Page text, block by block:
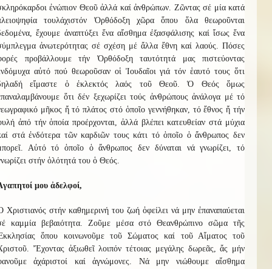
ἐνώπιον Θεοῦ ἀλλά καί ἀνθρώπων. Ζῶντας σέ μία κατά
τουλάχιστόν Ὀρθόδοξη χῶρα ὅπου ὅλα θεωροῦνται
ἔχουμε ἀναπτύξει ἕνα αἴσθημα ἐξασφάλισης καί ἴσως ἕνα
ἀνωτερότητας σέ σχέση μέ ἄλλα ἔθνη καί λαούς. Πόσες
προβάλλουμε τήν Ὀρθόδοξη ταυτότητά μας πιστεύοντας
αὐτό πού θεωροῦσαν οἱ Ἰουδαῖοι γιά τόν ἑαυτό τους ὅτι
εἴμαστε ὁ ἐκλεκτός λαός τοῦ Θεοῦ. Ὁ Θεός ὅμως
ὅτι δέν ξεχωρίζει τούς ἀνθρώπους ἀνάλογα μέ τό
μῆκος ἤ τό πλάτος στό ὁποῖο γεννήθηκαν, τό ἔθνος ἤ τήν
ἀπό τήν ὁποία προέρχονται, ἀλλά βλέπει κατευθείαν στά μύχια
στά ἐνδότερα τῶν καρδιῶν τους κάτι τό ὁποῖο ὁ ἄνθρωπος δεν
Αὐτό τό ὁποῖο ὁ ἄνθρωπος δεν δύναται νά γνωρίζει, τό
στήν ὁλότητά του ὁ Θεός.
μου ἀδελφοί,
Χριστιανός στήν καθημερινή του ζωή ὀφείλει νά μην ἐπαναπαύεται
καμμία βεβαιότητα. Ζοῦμε μέσα στό Θεανθρώπινο σῶμα τῆς
ὅπου κοινωνοῦμε τοῦ Σώματος καί τοῦ Αἵματος τοῦ
Ἔχοντας ἀξιωθεῖ λοιπόν τέτοιας μεγάλης δωρεᾶς, ἄς μήν
ἀχάριστοί καί ἀγνώμονες. Νά μην νιώθουμε αἴσθημα